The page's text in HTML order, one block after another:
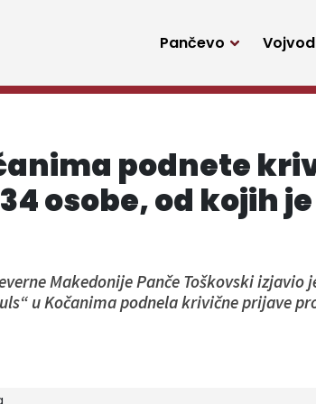
Pančevo
podnete
osobe, od kojih je
Makedonije Panče Toškovski izjavio
u Kočanima podnela krivične prijave